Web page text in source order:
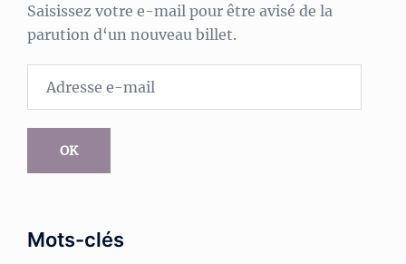
Saisissez votre e-mail pour être avisé de la
parution d‘un nouveau billet.
OK
Mots-clés